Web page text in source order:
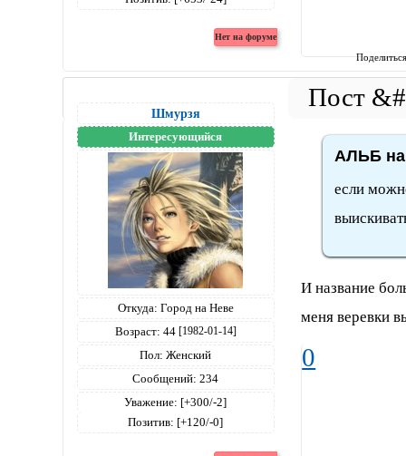
Шмурзя
Интересующийся
Откуда: Город на Неве
Возраст: 44 [1982-01-14]
Пол: Женский
Сообщений: 234
Уважение: [+300/-2]
Позитив: [+120/-0]
АЛЬБ
если
И название
меня веревки
0